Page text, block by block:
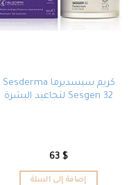
كريم سيسديرما Sesderma
Sesgen 32 لتجاعيد البشرة
63 $
إضافة إلى السلة